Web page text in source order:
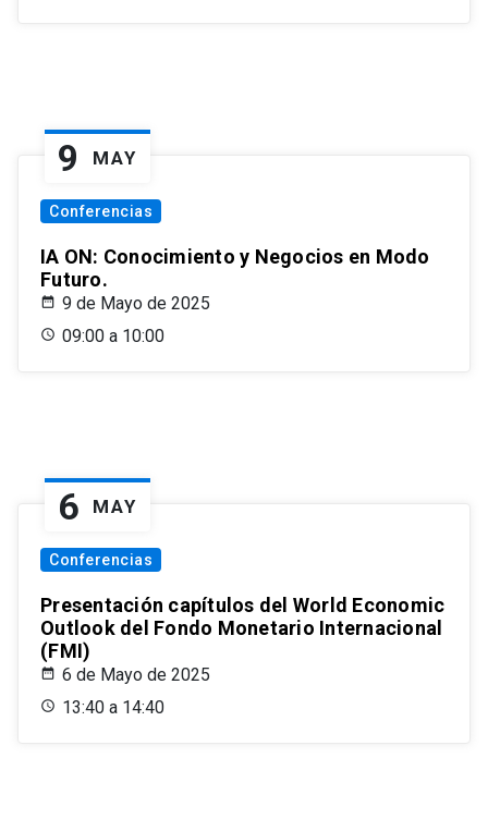
9 MAY
Conferencias
IA ON: Conocimiento y Negocios en Modo
Futuro.
9 de Mayo de 2025
09:00 a 10:00
6 MAY
Conferencias
Presentación capítulos del World Economic
Outlook del Fondo Monetario Internacional
(FMI)
6 de Mayo de 2025
13:40 a 14:40